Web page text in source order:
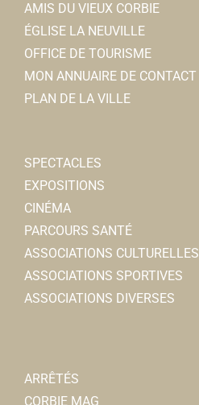
AMIS DU VIEUX CORBIE
ÉGLISE LA NEUVILLE
OFFICE DE TOURISME
MON ANNUAIRE DE CONTACT
PLAN DE LA VILLE
SPECTACLES
EXPOSITIONS
CINÉMA
PARCOURS SANTÉ
ASSOCIATIONS CULTURELLES
ASSOCIATIONS SPORTIVES
ASSOCIATIONS DIVERSES
ARRÊTÉS
CORBIE MAG